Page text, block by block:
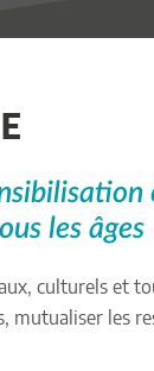
les âges
culturels et
les